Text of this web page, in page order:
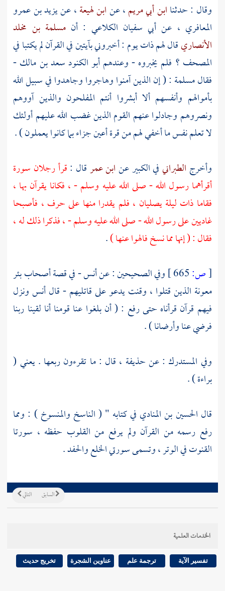
وقال : حدثناابن أبي مريم، عنابن لهيعة، عنيزيد بن عمرو
المعافري ، عن أبي سفيان الكلاعي : أنمسلمة بن مخلد
الأنصاريقال لهم ذات يوم : أخبروني بآيتين في القرآن لم يكتبا في
المصحف ؟ فلم يخبروه - وعندهمأبو الكنود سعد بن مالك-
فقالمسلمة : ( إن الذين آمنوا وهاجروا وجاهدوا في سبيل الله
بأموالهم وأنفسهم ألا أبشروا أنتم المفلحون والذين آووهم
ونصروهم وجادلوا عنهم القوم الذين غضب الله عليهم أولئك
لا تعلم نفس ما أخفي لهم من قرة أعين جزاء بما كانوا يعملون ) .
وأخرج الطبرانيفي الكبير عنابن عمرقال :قرأ رجلان سورة
أقرأهما رسول الله - صلى الله عليه وسلم - ، فكانا يقرآن بها ،
فقاما ذات ليلة يصليان ، فلم يقدرا منها على حرف ، فأصبحا
غاديين على رسول الله - صلى الله عليه وسلم - ، فذكرا ذلك له ،
فقال : ( إنها مما نسخ فالهوا عنها ).
[ص: وفي الصحيحين : عنأنس- في قصة أصحاببئر
معونة الذين قتلوا ، وقنت يدعو على قاتليهم - قالأنسونزل
فيهم قرآن قرأناه حتى رفع : ( أن بلغوا عنا قومنا أنا لقينا ربنا
فرضي عنا وأرضانا ) .
وفي المستدرك : عنحذيفة ، قال : ما تقرءون ربعها . يعني (
براءة ) .
قال الحسين بن المنادي في كتابه " ( الناسخ والمنسوخ ) : ومما
رفع رسمه من القرآن ولم يرفع من القلوب حفظه ، سورتا
القنوت في الوتر ، وتسمى سورتي الخلع والحفد .
التالي السابق
الخدمات العلمية
تفسير الآية ترجمة علم عناوين الشجرة تخريج حديث